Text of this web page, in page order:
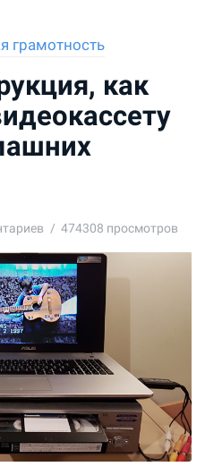
грамотность
как
474308 просмотров